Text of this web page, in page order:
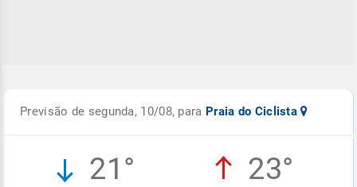
Previsão de segunda, 10/08, para Praia do Ciclista
21° 23°